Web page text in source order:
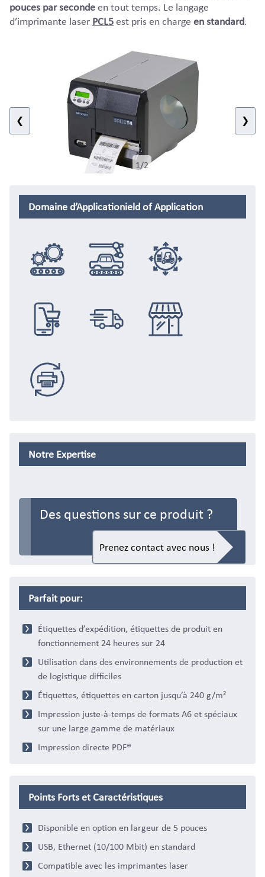
pouces par secondeen tout temps. Le langage
d’imprimante laser PCL5est pris en charge en standard.
❮ ❯
1/2
Domaine d’Applicationield of Application
Intégration Automobile Logistque
eCommerce
Gros et de Détail
Notre Expertise
Des questions sur ce produit ?
Prenez contact avec nous !
Parfait pour:
Étiquettes d’expédition, étiquettes de produit en
fonctionnement 24 heures sur 24
Utilisation dans des environnements de production et
de logistique difficiles
Étiquettes, étiquettes en carton jusqu’à 240 g/m²
Impression juste-à-temps de formats A6 et spéciaux
sur une large gamme de matériaux
Impression directe PDF®
Points Forts et Caractéristiques
Disponible en option en largeur de 5 pouces
USB, Ethernet (10/100 Mbit) en standard
Compatible avec les imprimantes laser